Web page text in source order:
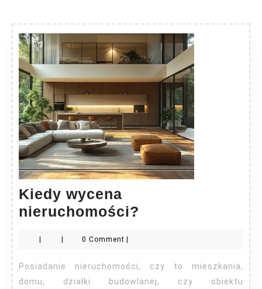
Kiedy wycena
nieruchomości?
nieruchomości?
| | 0 Comment |
Posiadanie nieruchomości, czy to mieszkania,
domu, działki budowlanej, czy obiektu